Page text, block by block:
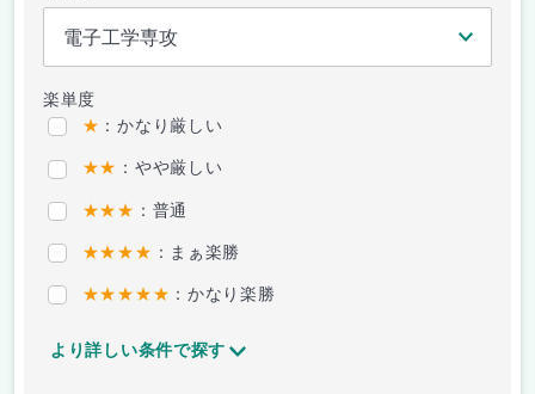
楽単度
★ ：かなり厳しい
★★ ：やや厳しい
★★★ ：普通
★★★★ ：まぁ楽勝
★★★★★ ：かなり楽勝
より詳しい条件で探す